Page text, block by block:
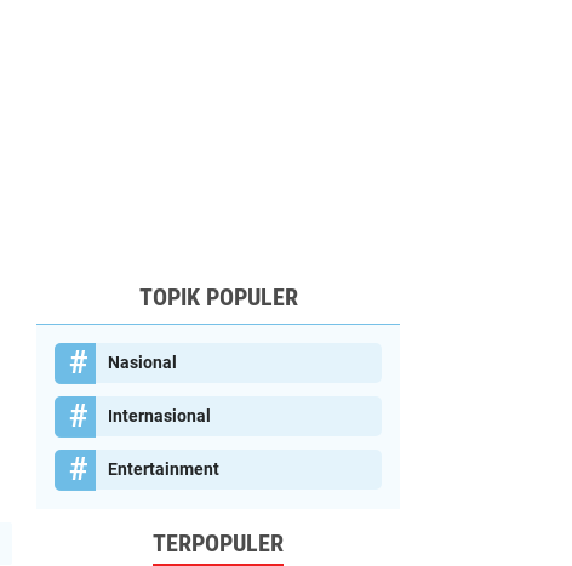
TOPIK POPULER
Nasional
Internasional
Entertainment
TERPOPULER